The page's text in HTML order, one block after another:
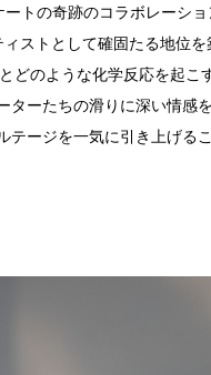
トの奇跡のコラボレーシ
ストとして確固たる地位を
どのような化学反応を起こ
ターたちの滑りに深い情感
テージを一気に引き上げる